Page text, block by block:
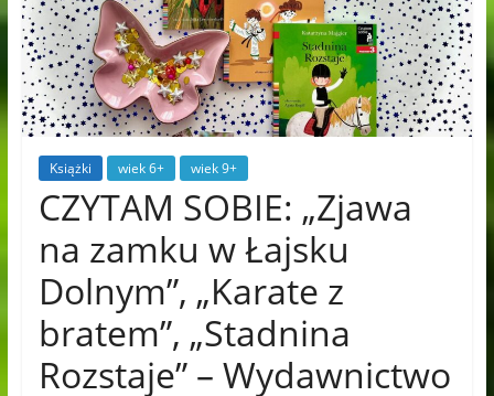
Książki wiek 6+ wiek 9+
CZYTAM SOBIE: „Zjawa
na zamku w Łajsku
Dolnym”, „Karate z
bratem”, „Stadnina
Rozstaje” – Wydawnictwo